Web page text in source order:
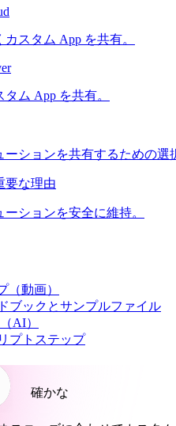
スタム App を共有。
ム App を共有。
ーションを共有するための選
要な理由
ションを安全に維持。
（動画）
ブックとサンプルファイル
AI）
プトステップ
確かな